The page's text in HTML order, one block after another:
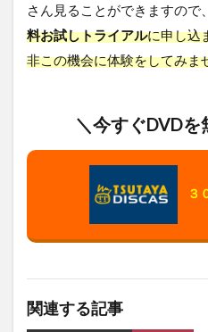
さん見ることができますので、
料お試しトライアルに申し込
非この機会に体験をしてみま
＼今すぐDVDを
３
関連する記事